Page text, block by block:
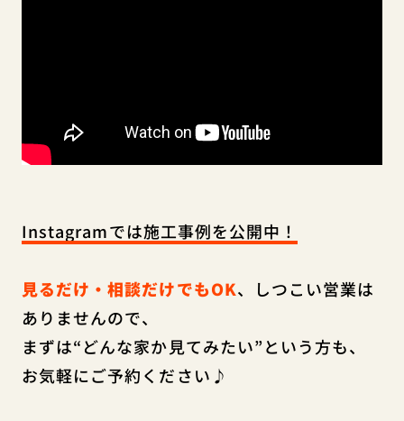
Instagramでは施工事例を公開中！
見るだけ・相談だけでもOK、しつこい営業は
ありませんので、
まずは“どんな家か見てみたい”という方も、
お気軽にご予約ください♪